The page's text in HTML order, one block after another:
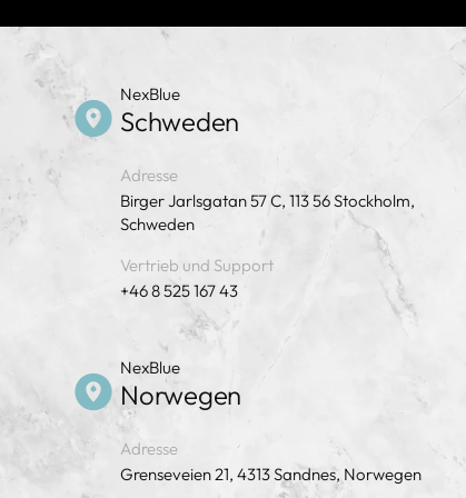
NexBlue
Schweden
Adresse
Birger Jarlsgatan 57 C, 113 56 Stockholm,
Schweden
Vertrieb und Support
+46 8 525 167 43
NexBlue
Norwegen
Adresse
Grenseveien 21, 4313 Sandnes, Norwegen